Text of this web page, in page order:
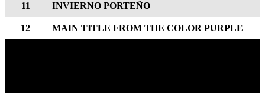
11 INVIERNO PORTEÑO
12 MAIN TITLE FROM THE COLOR PURPLE